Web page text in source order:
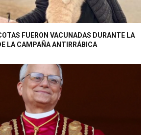
FUERON VACUNADAS DURANTE LA
LA CAMPAÑA ANTIRRÁBICA